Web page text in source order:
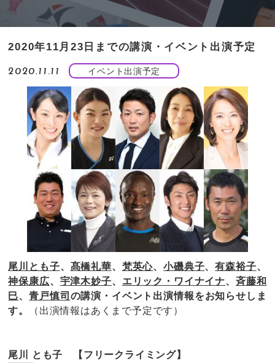
2020年11月23日までの講演・イベント出演予定
2020.11.11 イベント出演予定
尾川とも子、 髙橋礼華、 梵英心、小磯典子、有森裕子、
神保康広、 宇津木妙子、 エリック・ワイナイナ、斉藤和
巳、青戸慎司 の講演・イベント出演情報をお知らせしま
す。
（出演情報はあくまで予定です）
尾川 とも子 【フリークライミング】